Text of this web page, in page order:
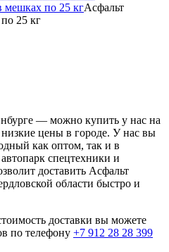
по 25 кгАсфальт
25 кг
— можно купить у нас на
цены в городе. У нас вы
как оптом, так и в
спецтехники и
доставить Асфальт
области быстро и
доставки вы можете
по телефону +7 912 28 28 399